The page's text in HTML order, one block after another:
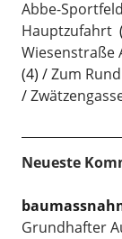
Abbe-
Hauptzufahrt
Wiesenstraße
(4)
Zum
Neueste
Grundhafter